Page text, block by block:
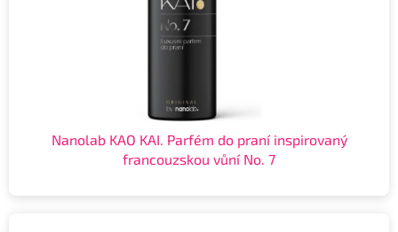
Nanolab KAO KAI. Parfém do praní inspirovaný
francouzskou vůní No. 7